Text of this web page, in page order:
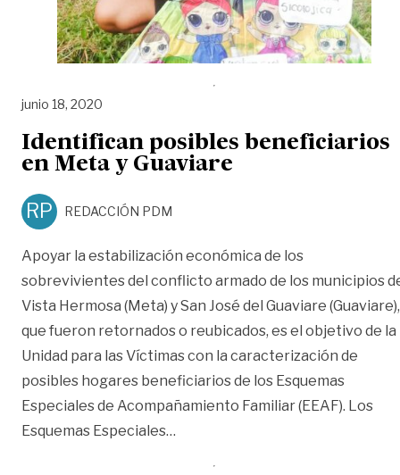
junio 18, 2020
Identifican posibles beneficiarios
en Meta y Guaviare
RP REDACCIÓN PDM
Apoyar la estabilización económica de los
sobrevivientes del conflicto armado de los municipios
Vista Hermosa (Meta) y San José del Guaviare (Guaviare),
que fueron retornados o reubicados, es el objetivo de la
Unidad para las Víctimas con la caracterización de
posibles hogares beneficiarios de los Esquemas
Especiales de Acompañamiento Familiar (EEAF). Los
Esquemas Especiales…